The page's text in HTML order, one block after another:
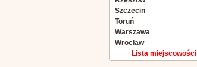
Szczecin
Toruń
Warszawa
Wrocław
Lista miejscowości